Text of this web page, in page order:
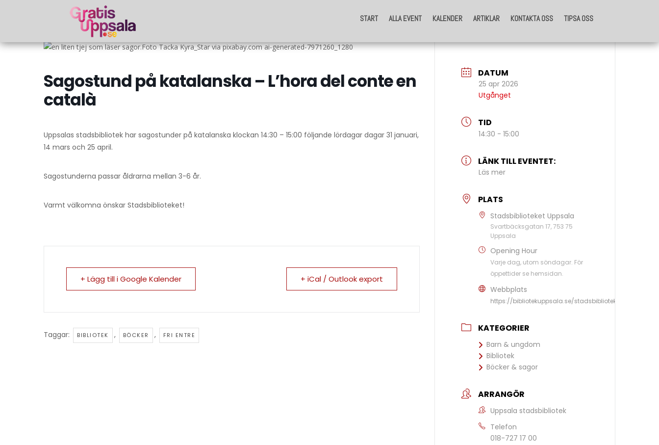
START ALLA EVENT KALENDER ARTIKLAR KONTAKTA OSS TIPSA OSS
START ALLA EVENT KALENDER ARTIKLAR KONTAKTA OSS TIPSA OSS
Foto Tacka Kyra_Star via pixabay.com ai-generated-7971260_1280
Sagostund på katalanska – L’hora del conte en
català
Uppsalas stadsbibliotek har sagostunder på katalanska klockan 14:30 – 15:00 följande lördagar dagar 31 januari,
14 mars och 25 april.
Sagostunderna passar åldrarna mellan 3-6 år.
Varmt välkomna önskar Stadsbiblioteket!
+ Lägg till i Google Kalender + iCal / Outlook export
Taggar: BIBLIOTEK , BÖCKER , FRI ENTRE
DATUM
25 apr 2026
Utgånget
TID
14:30 - 15:00
LÄNK TILL EVENTET:
Läs mer
PLATS
Stadsbiblioteket Uppsala
Svartbäcksgatan 17, 753 75
Uppsala
Opening Hour
Varje dag, utom söndagar. För
öppettider se hemsidan.
Webbplats
https://bibliotekuppsala.se/stadsbiblioteket
KATEGORIER
Barn & ungdom
Bibliotek
Böcker & sagor
ARRANGÖR
Uppsala stadsbibliotek
Telefon
018-727 17 00